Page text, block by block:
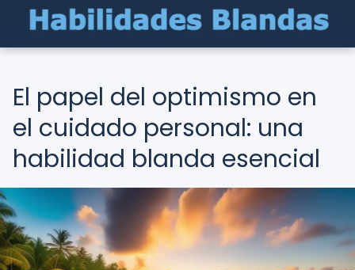
El papel del optimismo en
el cuidado personal: una
habilidad blanda esencial